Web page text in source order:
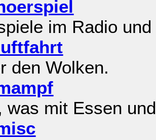
im Radio
den Wolken.
was mit Essen